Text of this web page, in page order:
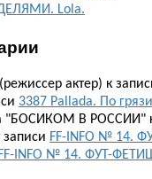
Lola.
актер) к
3387 Pallada. По
"БОСИКОМ В РОССИИ"
записи FF-INFO № 14.
FF-INFO № 14. ФУТ-